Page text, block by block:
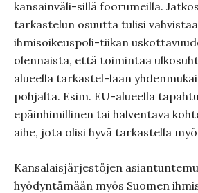
kansainväli-sillä foorumeilla.
tarkastelun osuutta tulisi
ihmisoikeuspoli-tiikan
olennaista, että toimintaa
alueella tarkastel-laan
pohjalta. Esim. EU-alueella
epäinhimillinen tai halventava
aihe, jota olisi hyvä tarkastella
Kansalaisjärjestöjen
hyödyntämään myös Suomen